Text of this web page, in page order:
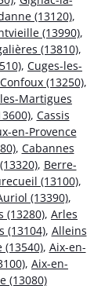
(13120),
(13990),
(13810),
, Cuges-les-
(13250),
Martigues
, Cassis
en-Provence
, Cabannes
, Berre-
(13100),
(13390),
(13280), Arles
(13104), Alleins
(13540), Aix-en-
, Aix-en-
(13080)